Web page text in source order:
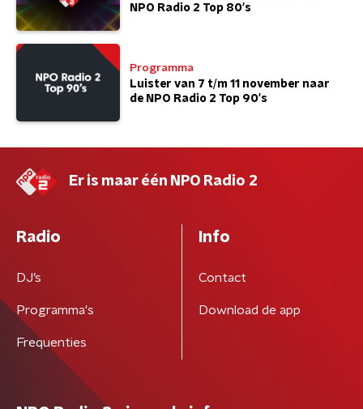
NPO Radio 2 Top 80's
Programma
Luister van 7 t/m 11 november naar
de NPO Radio 2 Top 90's
Er is maar één NPO Radio 2
Radio
DJ’s
Programma's
Frequenties
Info
Contact
Download de app